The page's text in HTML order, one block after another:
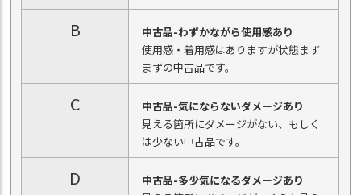
B
中古品-わずかながら使用感あり
使用感・着用感はありますが状態まず
まずの中古品です。
C
中古品-気にならないダメージあり
見える箇所にダメージがない、もしく
は少ない中古品です。
D
中古品-多少気になるダメージあり